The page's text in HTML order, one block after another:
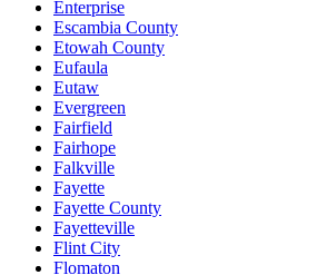
Enterprise
Escambia County
Etowah County
Eufaula
Eutaw
Evergreen
Fairfield
Fairhope
Falkville
Fayette
Fayette County
Fayetteville
Flint City
Flomaton